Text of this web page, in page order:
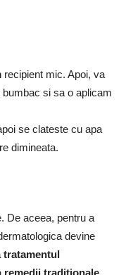
recipient mic. Apoi, va
si sa o aplicam
se clateste cu apa
dimineata.
De aceea, pentru a
devine
tratamentul
remedii traditionale